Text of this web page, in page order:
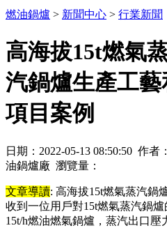
燃油鍋爐 > 新聞中心 > 行業新聞
高海拔15t燃氣
汽鍋爐生產工藝
項目案例
日期：2022-05-13 08:50:50 作者
油鍋爐廠 瀏覽量：
文章導讀: 高海拔15t燃氣蒸汽鍋
收到一位用戶對15t燃氣蒸汽鍋
15t/h燃油燃氣鍋爐，蒸汽出口壓